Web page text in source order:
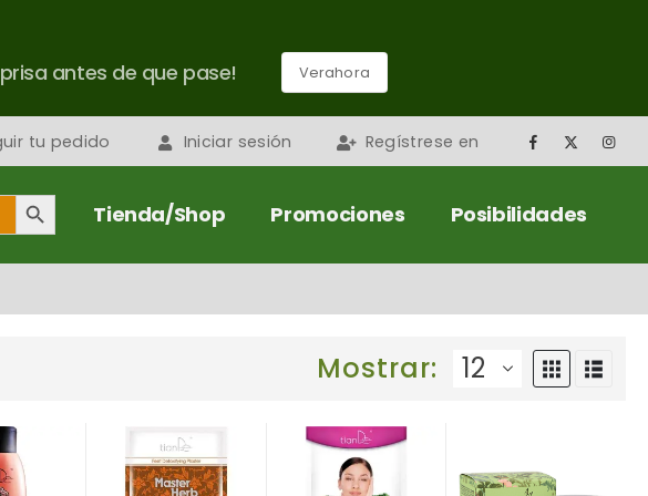
antes de que pase! Verahora
tu pedido Iniciar sesión Regístrese en
Botón de búsqueda
Tienda/Shop Promociones Posibilidades
Mostrar: